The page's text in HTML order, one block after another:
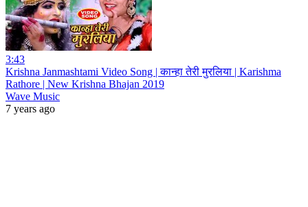
3:43
Krishna Janmashtami Video Song | कान्हा तेरी मुरलिया | Karishma
Rathore | New Krishna Bhajan 2019
Wave Music
7 years ago